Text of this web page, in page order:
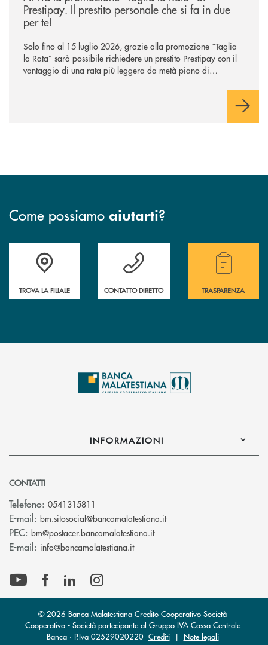
Prestipay. Il prestito personale che si fa in due
per te!
Solo fino al 15 luglio 2026, grazie alla promozione “Taglia
la Rata” sarà possibile richiedere un prestito Prestipay con il
vantaggio di una rata più leggera da metà piano di
Come possiamo aiutarti?
Trova la filiale più vicina a te.
TROVA LA FILIALE
Hai bisogno di assistenza ?&nbsp;
CONTATTO DIRETTO
Hai bisogno di
TRASPARENZA
INFORMAZIONI
CONTATTI
Telefono: 0541315811
E-mail: bm.sitosocial@bancamalatestiana.it(si apre l’app di posta
PEC: bm@postacer.bancamalatestiana.it(si apre l’app di posta
E-mail: info@bancamalatestiana.it(si apre l’app di posta
© 2026 Banca Malatestiana Credito Cooperativo Società
Cooperativa - Società partecipante al Gruppo IVA Cassa Centrale
Banca · P.Iva 02529020220 Crediti| Note legali